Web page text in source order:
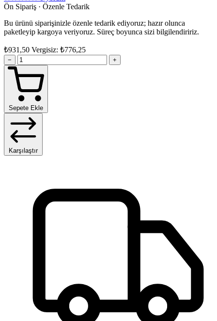
Ön Sipariş · Özenle Tedarik
Bu ürünü siparişinizle özenle tedarik ediyoruz; hazır olunca
paketleyip kargoya veriyoruz. Süreç boyunca sizi bilgilendiririz.
₺931,50 Vergisiz: ₺776,25
− +
Sepete Ekle
Karşılaştır